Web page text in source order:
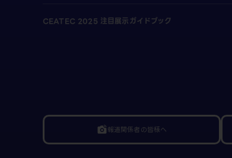
CEATEC 2025 注目展示ガイドブック
linked_camera報道関係者の皆様へ